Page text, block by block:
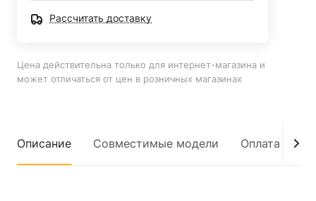
Рассчитать доставку
Цена действительна только для интернет-магазина и
может отличаться от цен в розничных магазинах
Описание Совместимые модели Оплата